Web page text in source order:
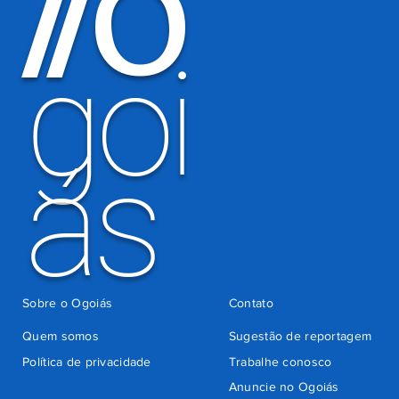
por
cobrança
indevida do
Detran-GO
há 4 dias
goi
ás
Quem somos
Sugestão de reportagem
Trabalhe conosco
Política de privacidade
Anuncie no Ogoiás
Contato
Sobre o Ogoiás